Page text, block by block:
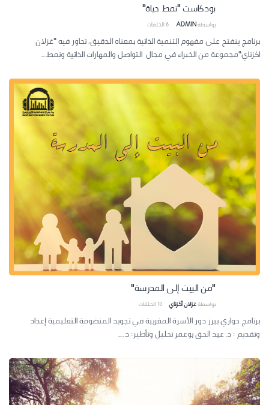
بودكاست "نمط حياة"
بواسطةADMIN
6الحلقات
برنامج ينفتح على مفهوم التنمية الذاتية بمعناه الدقيق، تحاور فيه "غزلان
اكزناي"مجموعة من الخبراء في مجال التواصل والمهارات الذاتية ونمط...
"من البيت إلى المدرسة"
بواسطةغزلان أكزناي 10الحلقات
برنامج حواري يبرز دور الأسرة المغربية في تجويد المنضومة التعليمية إعداد
وتقديم : ذ. عبد الحق بوعمر تحليل وتأطير: ذ....